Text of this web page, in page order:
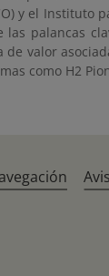
y el Instituto
las palancas
de valor
como H2